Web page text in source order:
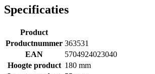
Specificaties
Product
Productnummer 363531
EAN
5704924023040
Hoogte product 180 mm